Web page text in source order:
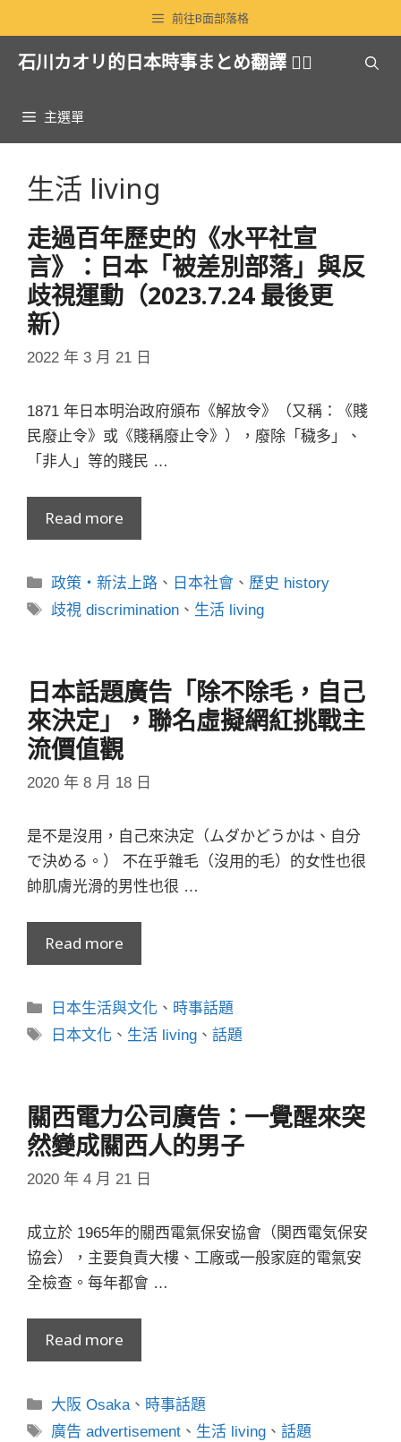
至
前往B面部落格
石川カオリ的日本時事まとめ翻譯 🏳️‍🌈
主選單
生活 living
走過百年歷史的《水平社宣
言》：日本「被差別部落」與反
歧視運動（2023.7.24 最後更
新）
2022 年 3 月 21 日
1871 年日本明治政府頒布《解放令》（又稱：《賤
民廢止令》或《賤稱廢止令》），廢除「穢多」、
「非人」等的賤民 …
Read more
分
類
政策・新法上路 、 日本社會 、 歷史 history
標
歧視 discrimination 、 生活 living
日本話題廣告「除不除毛，自己
來決定」，聯名虛擬網紅挑戰主
流價值觀
2020 年 8 月 18 日
是不是沒用，自己來決定（ムダかどうかは、自分
で決める。） 不在乎雜毛（沒用的毛）的女性也很
帥肌膚光滑的男性也很 …
Read more
分
類
日本生活與文化 、 時事話題
標
日本文化 、 生活 living 、話題
關西電力公司廣告：一覺醒來突
然變成關西人的男子
2020 年 4 月 21 日
成立於 1965年的關西電氣保安協會（関西電気保安
協会），主要負責大樓、工廠或一般家庭的電氣安
全檢查。每年都會 …
Read more
分
類
大阪 Osaka、 時事話題
標
廣告 advertisement 、 生活 living 、話題